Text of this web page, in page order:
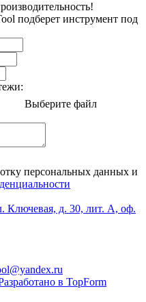
подберет инструмент под
Выберите файл
персональных данных и
Ключевая, д. 30, лит. А, оф.
в TopForm